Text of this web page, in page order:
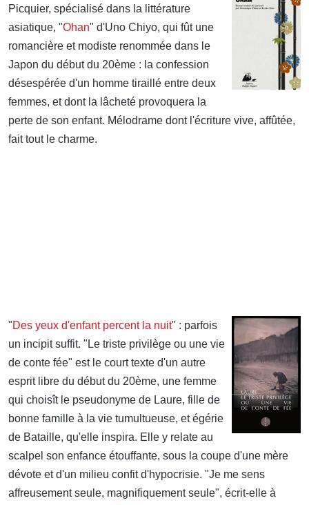
Picquier, spécialisé dans la littérature
asiatique, "Ohan" d'Uno Chiyo, qui fût une
romancière et modiste renommée dans le
Japon du début du 20ème : la confession
désespérée d'un homme tiraillé entre deux
femmes, et dont la lâcheté provoquera la
perte de son enfant. Mélodrame dont l'écriture vive, affûtée,
fait tout le charme.
"Des yeux d'enfant percent la nuit" : parfois
un incipit suffit. "Le triste privilège ou une vie
de conte fée" est le court texte d'un autre
esprit libre du début du 20ème, une femme
qui choisît le pseudonyme de Laure, fille de
bonne famille à la vie tumultueuse, et égérie
de Bataille, qu'elle inspira. Elle y relate au
scalpel son enfance étouffante, sous la coupe d'une mère
dévote et d'un milieu confit d'hypocrisie. "Je me sens
affreusement seule, magnifiquement seule", écrit-elle à